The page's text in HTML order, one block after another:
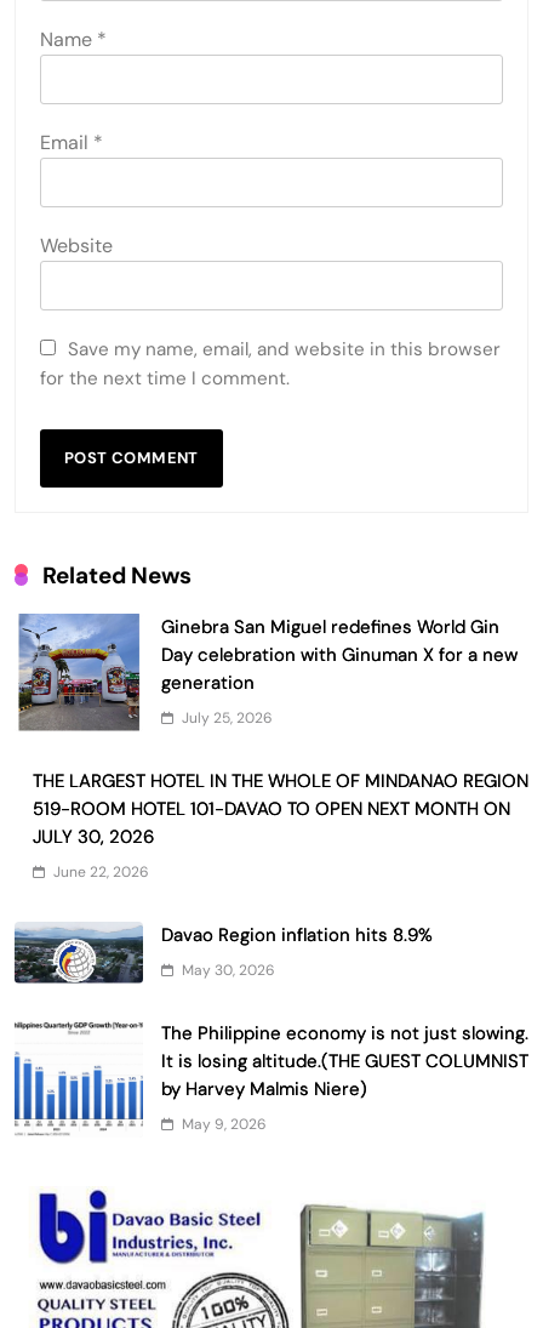
Name *
Email *
Website
Save my name, email, and website in this browser
for the next time I comment.
Related News
Ginebra San Miguel redefines World Gin
Day celebration with Ginuman X for a new
generation
July 25, 2026
THE LARGEST HOTEL IN THE WHOLE OF MINDANAO REGION
519-ROOM HOTEL 101-DAVAO TO OPEN NEXT MONTH ON
JULY 30, 2026
June 22, 2026
Davao Region inflation hits 8.9%
May 30, 2026
The Philippine economy is not just slowing.
It is losing altitude.(THE GUEST COLUMNIST
by Harvey Malmis Niere)
May 9, 2026